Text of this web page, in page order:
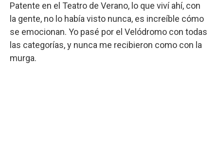
Patente en el Teatro de Verano, lo que viví ahí, con
la gente, no lo había visto nunca, es increíble cómo
se emocionan. Yo pasé por el Velódromo con todas
las categorías, y nunca me recibieron como con la
murga.